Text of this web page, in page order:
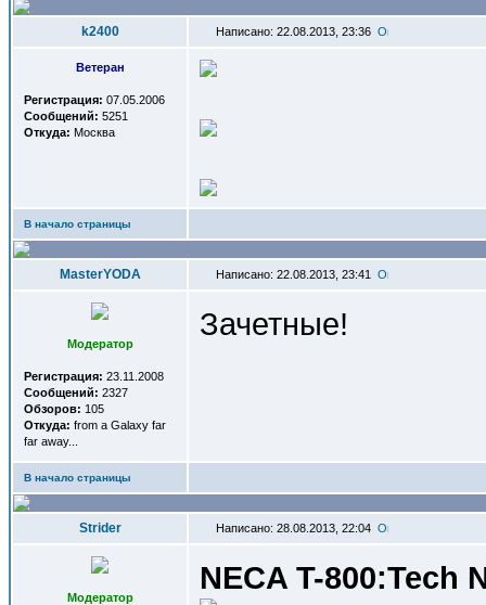
k2400 Написано: 22.08.2013, 23:36
Ветеран
Регистрация: 07.05.2006
Сообщений: 5251
Откуда: Москва
В начало страницы
MasterYODA Написано: 22.08.2013, 23:41
Модератор
Регистрация: 23.11.2008
Сообщений: 2327
Обзоров: 105
Откуда: from a Galaxy far
far away...
Зачетные!
В начало страницы
Strider Написано: 28.08.2013, 22:04
Модератор
NECA T-800:Tech